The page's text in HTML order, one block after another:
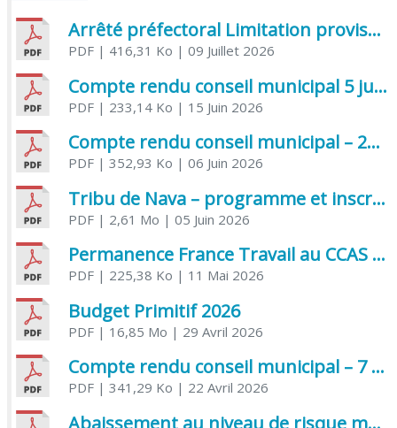
Arrêté préfectoral Limitation provisoire des usages de l’eau
PDF| 416,31 Ko | 09 Juillet 2026
Compte rendu conseil municipal 5 juin 2026 sénatoriale
PDF| 233,14 Ko | 15 Juin 2026
Compte rendu conseil municipal – 21 avril 2026
PDF| 352,93 Ko | 06 Juin 2026
Tribu de Nava – programme et inscriptions été 2026
PDF| 2,61 Mo | 05 Juin 2026
Permanence France Travail au CCAS de Saujon Juin 2026
PDF| 225,38 Ko | 11 Mai 2026
Budget Primitif 2026
PDF| 16,85 Mo | 29 Avril 2026
Compte rendu conseil municipal – 7 avril 2026
PDF| 341,29 Ko | 22 Avril 2026
Abaissement au niveau de risque modéré de l’Influenza aviaire